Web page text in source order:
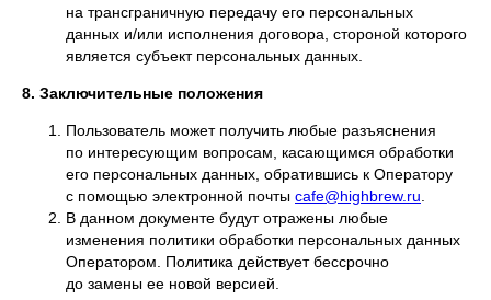
на трансграничную передачу его персональных
данных и/или исполнения договора, стороной которого
является субъект персональных данных.
8. Заключительные положения
Пользователь может получить любые разъяснения
по интересующим вопросам, касающимся обработки
его персональных данных, обратившись к Оператору
с помощью электронной почты cafe@highbrew.ru
В данном документе будут отражены любые
изменения политики обработки персональных данных
Оператором. Политика действует бессрочно
до замены ее новой версией.